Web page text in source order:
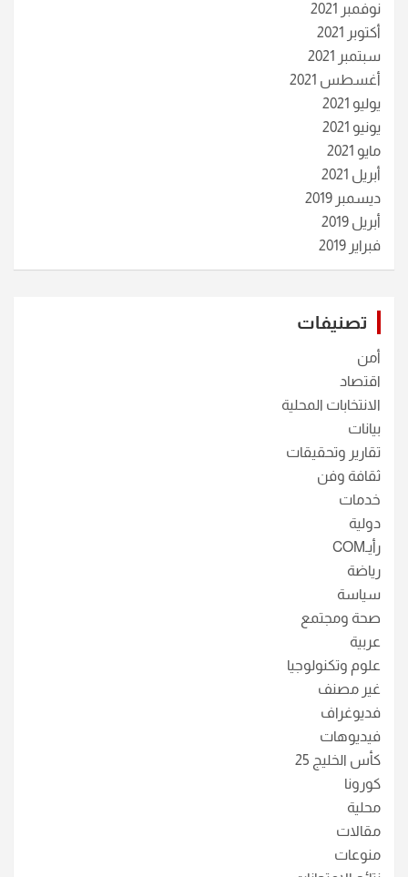
نوفمبر 2021
أكتوبر 2021
سبتمبر 2021
أغسطس 2021
يوليو 2021
يونيو 2021
مايو 2021
أبريل 2021
ديسمبر 2019
أبريل 2019
فبراير 2019
تصنيفات
أمن
اقتصاد
الانتخابات المحلية
بيانات
تقارير وتحقيقات
ثقافة وفن
خدمات
دولية
رأيـCOM
رياضة
سياسة
صحة ومجتمع
عربية
علوم وتكنولوجيا
غير مصنف
فديوغراف
فيديوهات
كأس الخليج 25
كورونا
محلية
مقالات
منوعات